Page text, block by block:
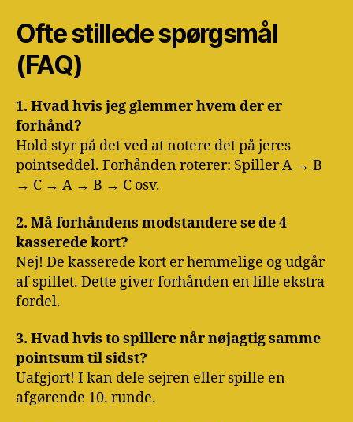
Ofte stillede spørgsmål
(FAQ)
1. Hvad hvis jeg glemmer hvem der er
forhånd?
Hold styr på det ved at notere det på jeres
pointseddel. Forhånden roterer: Spiller A → B
→ C → A → B → C osv.
2. Må forhåndens modstandere se de 4
kasserede kort?
Nej! De kasserede kort er hemmelige og udgår
af spillet. Dette giver forhånden en lille ekstra
fordel.
3. Hvad hvis to spillere når nøjagtig samme
pointsum til sidst?
Uafgjort! I kan dele sejren eller spille en
afgørende 10. runde.